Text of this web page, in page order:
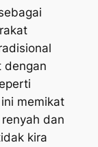
dengan
memikat
dan
kira